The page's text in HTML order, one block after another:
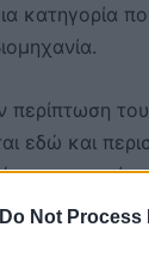
Do Not Process
κατηγορία
του
εδώ και
από
πιλοτικές